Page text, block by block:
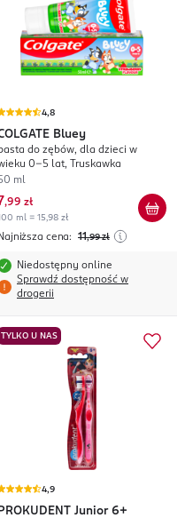
4,8
Bluey
do zębów, dla dzieci w
0-5 lat, Truskawka
ml
,99 zł
ml = 15,98 zł
Najniższa cena: 11,99 zł
Niedostępny online
Sprawdź dostępność w
drogerii
TYLKO U NAS
4,9
PROKUDENT Junior 6+